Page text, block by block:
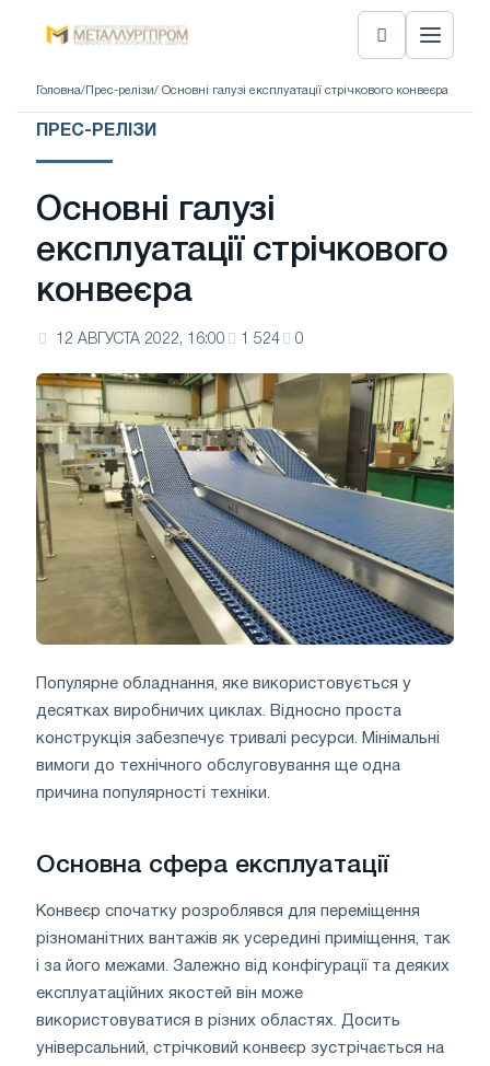
Головна/ Прес-релізи/ Основні галузі експлуатації стрічкового конвеєра
ПРЕС-РЕЛІЗИ
Основні галузі
експлуатації стрічкового
конвеєра
12 АВГУСТА 2022, 16:00 1 524 0
Популярне обладнання, яке використовується у
десятках виробничих циклах. Відносно проста
конструкція забезпечує тривалі ресурси. Мінімальні
вимоги до технічного обслуговування ще одна
причина популярності техніки.
Основна сфера експлуатації
Конвеєр спочатку розроблявся для переміщення
різноманітних вантажів як усередині приміщення, так
і за його межами. Залежно від конфігурації та деяких
експлуатаційних якостей він може
використовуватися в різних областях. Досить
універсальний, стрічковий конвеєр зустрічається на